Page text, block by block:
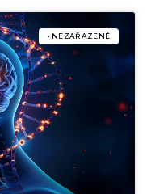
• NEZAŘAZENÉ